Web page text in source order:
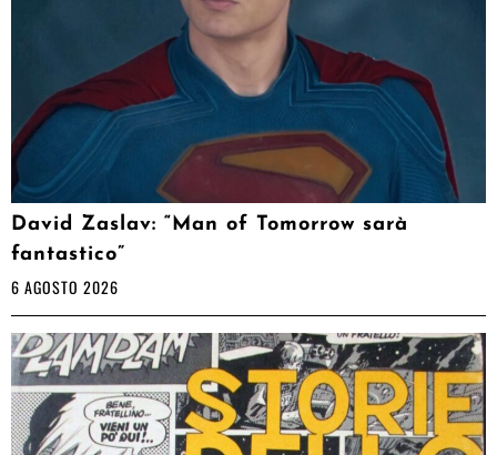
David Zaslav: “Man of Tomorrow sarà
fantastico”
6 AGOSTO 2026